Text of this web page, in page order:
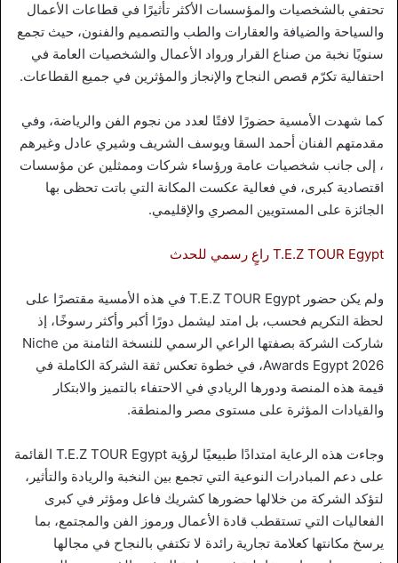
تحتفي بالشخصيات والمؤسسات الأكثر تأثيرًا في قطاعات الأعمال
والسياحة والضيافة والعقارات والطب والتصميم والفنون، حيث تجمع
سنويًا نخبة من صناع القرار ورواد الأعمال والشخصيات العامة في
احتفالية تكرّم قصص النجاح والإنجاز والمؤثرين في جميع القطاعات.
كما شهدت الأمسية حضورًا لافتًا لعدد من نجوم الفن والرياضة، وفي
مقدمتهم الفنان أحمد السقا ويوسف الشريف وشيري عادل وغيرهم
، إلى جانب شخصيات عامة ورؤساء شركات وممثلين عن مؤسسات
اقتصادية كبرى، في فعالية عكست المكانة التي باتت تحظى بها
الجائزة على المستويين المصري والإقليمي.
T.E.Z TOUR Egypt راعٍ رسمي للحدث
ولم يكن حضور T.E.Z TOUR Egypt في هذه الأمسية مقتصرًا على
لحظة التكريم فحسب، بل امتد ليشمل دورًا أكبر وأكثر رسوخًا، إذ
شاركت الشركة بصفتها الراعي الرسمي للنسخة الثامنة من Niche
Awards Egypt 2026، في خطوة تعكس ثقة الشركة الكاملة في
قيمة هذه المنصة ودورها الريادي في الاحتفاء بالتميز والابتكار
والقيادات المؤثرة على مستوى مصر والمنطقة.
وجاءت هذه الرعاية امتدادًا طبيعيًا لرؤية T.E.Z TOUR Egypt القائمة
على دعم المبادرات النوعية التي تجمع بين النخبة والريادة والتأثير،
لتؤكد الشركة من خلالها حضورها كشريك فاعل ومؤثر في كبرى
الفعاليات التي تستقطب قادة الأعمال ورموز الفن والمجتمع، بما
يرسخ مكانتها كعلامة تجارية رائدة لا تكتفي بالنجاح في مجالها